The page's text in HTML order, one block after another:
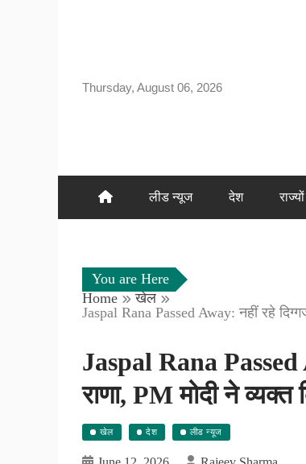
Thursday, August 06, 2026
लीड न्यूज देश
You are Here
Home
खेल
Jaspal Rana Passed Away: नहीं रहे
Jaspal Rana Passed
राणा, PM मोदी ने व्यक्त
खेल देश लीड न्यूज